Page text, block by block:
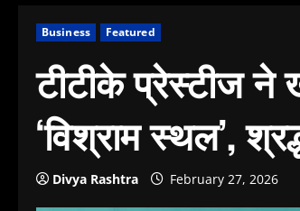
Business Featured
टीटीके प्रेस्टीज ने
‘विश्राम स्थल’,
Divya Rashtra February 27, 2026